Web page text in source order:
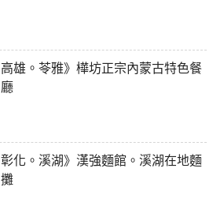
高雄。苓雅》樺坊正宗內蒙古特色餐
廳
彰化。溪湖》漢強麵館。溪湖在地麵
攤